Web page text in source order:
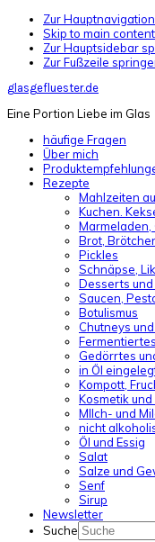
Zur
Skip to main content
Zur Hauptsidebar
Zur Fußzeile
glasgefluester.de
Eine Portion Liebe im Glas
häufige Fragen
Über mich
Rezepte
Mahlzeiten
Kuchen.
Marmeladen,
Brot,
Pickles
Schnäpse,
Desserts
Saucen,
Botulismus
Chutneys
Fermentiertes
Gedörrtes
in Öl
Kompott,
Kosmetik
MIlch- und
nicht
Öl und Essig
Salat
Salze und
Senf
Sirup
Newsletter
Suche